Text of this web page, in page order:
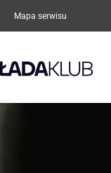
Mapa serwisu